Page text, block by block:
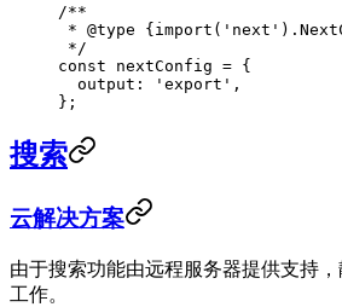
/**
* @type
*/
const nextConfig = {
  output:
'export' ,
};
搜索
云解决方案
由于搜索功能由远程服务器提供支持
工作。